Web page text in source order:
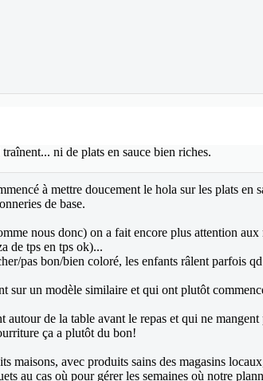
ni de plats en sauce bien riches.
à mettre doucement le hola sur les plats en
de base.
nous donc) on a fait encore plus attention
de tps en tps ok)...
pas bon/bien coloré, les enfants râlent parfois
sur un modèle similaire et qui ont plutôt
de la table avant le repas et qui ne
ça a plutôt du bon!
maisons, avec produits sains des magasins
au cas où pour gérer les semaines où notre